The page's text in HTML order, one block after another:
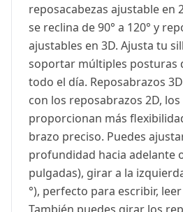
reposacabezas ajustable en
se reclina de 90° a 120° y
ajustables en 3D. Ajusta tu
soportar múltiples posturas
todo el día. Reposabrazos
con los reposabrazos 2D,
proporcionan más
brazo preciso. Puedes
profundidad hacia adelante
pulgadas), girar a la
°), perfecto para escribir,
También puedes girar los